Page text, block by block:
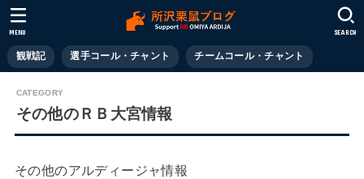
観戦記 選手コール・チャント チームコール・チャント
SEARCH
MENU
その他のＲＢ大宮情報
その他のアルディージャ情報